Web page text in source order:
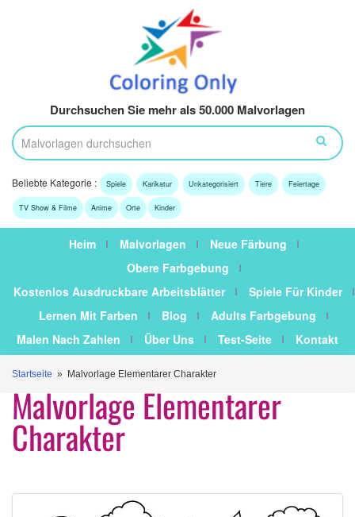
Durchsuchen Sie mehr als 50.000 Malvorlagen
Beliebte Kategorie : Spiele Karikatur Unkategorisiert Tiere Feiertage
TV Show & Filme Anime Orte Kinder
Heim Malvorlagen
Neue Färbung
Obere Farbgebung
Kostenlos Ausdruckbare Arbeitsblätter
Spiele Für Kinder
Lernen Mit Farben
Blog
Adults Farbgebung
Malen Nach Zahlen
Über Uns Test-Seite Kontakt
Startseite » Malvorlage Elementarer Charakter
Malvorlage Elementarer
Charakter